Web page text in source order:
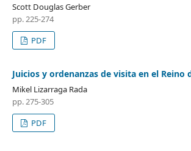
Scott Douglas Gerber
pp. 225-274
PDF
Juicios y ordenanzas de visita en el Reino
Mikel Lizarraga Rada
pp. 275-305
PDF